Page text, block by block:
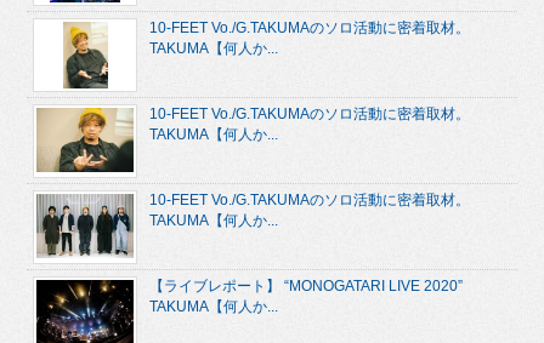
10-FEET Vo./G.TAKUMAのソロ活動に密着取材。
TAKUMA【何人か...
10-FEET Vo./G.TAKUMAのソロ活動に密着取材。
TAKUMA【何人か...
10-FEET Vo./G.TAKUMAのソロ活動に密着取材。
TAKUMA【何人か...
【ライブレポート】 “MONOGATARI LIVE 2020”
TAKUMA【何人か...